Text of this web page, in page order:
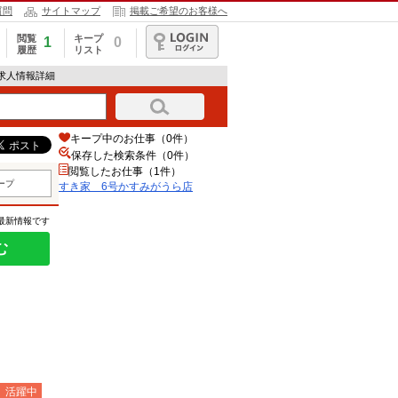
問 サイトマップ 掲載ご希望のお客様へ
閲覧
履歴
1
キープ
リスト
0
ログイン
人情報詳細
プ
新情報です
活躍中
キープ中のお仕事（0件）
保存した検索条件（0件）
閲覧したお仕事（1件）
すき家 6号かすみがうら店